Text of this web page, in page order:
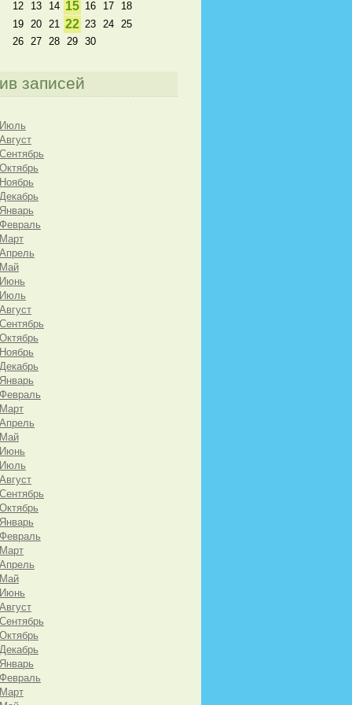
12
13 14 15 16 17
18
19
20 21 22 23 24
25
26
27 28 29 30
записей